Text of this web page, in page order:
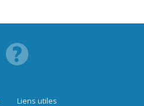
Liens utiles